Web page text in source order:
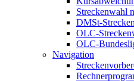
Streckenwahl
DMSt-
OLC-
OLC-
Navigation